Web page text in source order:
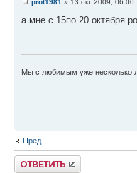
prot1981 » 13 окт 2009, 06:00
а мне с 15по 20 октября
Мы с любимым уже несколько
Пред.
Ответить